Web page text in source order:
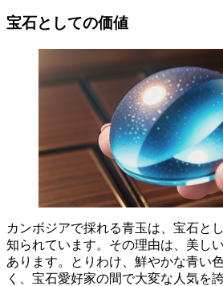
宝石としての価値
カンボジアで採れる青玉は、宝石と
知られています。 その理由は、美し
あります。とりわけ、鮮やかな青い
く、宝石愛好家の間で大変な人気を誇